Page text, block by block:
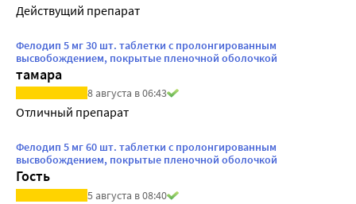
Действущий препарат
Фелодип 5 мг 30 шт. таблетки с пролонгированным
высвобождением, покрытые пленочной оболочкой
тамара
8 августа в 06:43
Отличный препарат
Фелодип 5 мг 60 шт. таблетки с пролонгированным
высвобождением, покрытые пленочной оболочкой
Гость
5 августа в 08:40